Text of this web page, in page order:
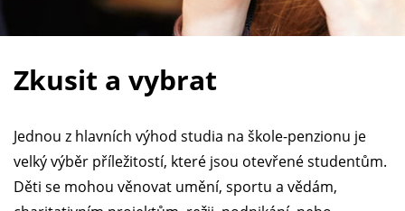
Zkusit a vybrat
Jednou z hlavních výhod studia na škole-penzionu je
velký výběr příležitostí, které jsou otevřené studentům.
Děti se mohou věnovat umění, sportu a vědám,